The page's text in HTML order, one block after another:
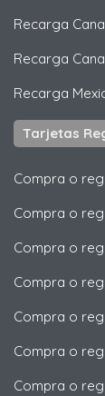
Recarga
Recarga
Recarga
Tarjetas
Compra o
Compra o
Compra o
Compra o
Compra o
Compra o
Compra o